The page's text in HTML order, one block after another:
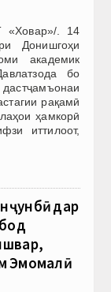
. 14
Донишгоҳи
академик
бо
рақамӣ
ҳамкорӣ
иттилоот,
дар
Эмомалӣ